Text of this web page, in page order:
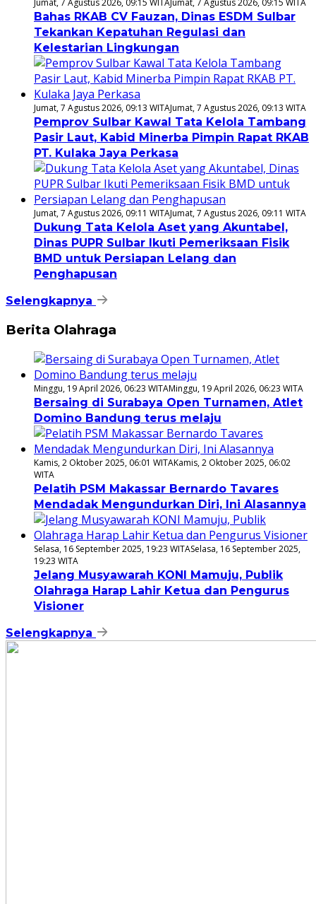
Jumat, 7 Agustus 2026, 09:15 WITAJumat, 7 Agustus 2026, 09:15 WITA
Bahas RKAB CV Fauzan, Dinas ESDM Sulbar
Tekankan Kepatuhan Regulasi dan
Kelestarian Lingkungan
Jumat, 7 Agustus 2026, 09:13 WITAJumat, 7 Agustus 2026, 09:13 WITA
Pemprov Sulbar Kawal Tata Kelola Tambang
Pasir Laut, Kabid Minerba Pimpin Rapat RKAB
PT. Kulaka Jaya Perkasa
Jumat, 7 Agustus 2026, 09:11 WITAJumat, 7 Agustus 2026, 09:11 WITA
Dukung Tata Kelola Aset yang Akuntabel,
Dinas PUPR Sulbar Ikuti Pemeriksaan Fisik
BMD untuk Persiapan Lelang dan
Penghapusan
Selengkapnya
Berita Olahraga
Minggu, 19 April 2026, 06:23 WITAMinggu, 19 April 2026, 06:23 WITA
Bersaing di Surabaya Open Turnamen, Atlet
Domino Bandung terus melaju
Kamis, 2 Oktober 2025, 06:01 WITAKamis, 2 Oktober 2025, 06:02
WITA
Pelatih PSM Makassar Bernardo Tavares
Mendadak Mengundurkan Diri, Ini Alasannya
Selasa, 16 September 2025, 19:23 WITASelasa, 16 September 2025,
19:23 WITA
Jelang Musyawarah KONI Mamuju, Publik
Olahraga Harap Lahir Ketua dan Pengurus
Visioner
Selengkapnya